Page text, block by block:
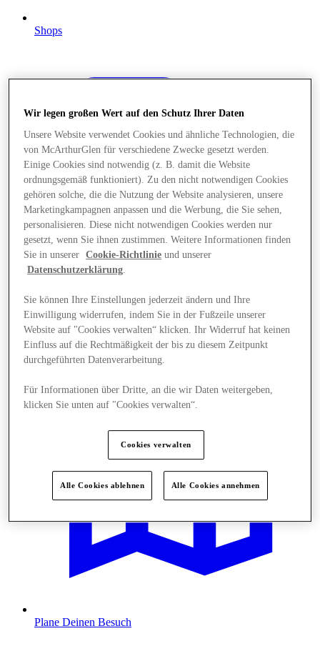
Shops
Angebote
Plane Deinen Besuch
Wir legen großen Wert auf den Schutz Ihrer Daten
Unsere Website verwendet Cookies und ähnliche Technologien, die
von McArthurGlen für verschiedene Zwecke gesetzt werden.
Einige Cookies sind notwendig (z. B. damit die Website
ordnungsgemäß funktioniert). Zu den nicht notwendigen Cookies
gehören solche, die die Nutzung der Website analysieren, unsere
Marketingkampagnen anpassen und die Werbung, die Sie sehen,
personalisieren. Diese nicht notwendigen Cookies werden nur
gesetzt, wenn Sie ihnen zustimmen. Weitere Informationen finden
Sie in unserer
Cookie-Richtlinie und unserer
Datenschutzerklärung.
Sie können Ihre Einstellungen jederzeit ändern und Ihre
Einwilligung widerrufen, indem Sie in der Fußzeile unserer
Website auf "Cookies verwalten“ klicken. Ihr Widerruf hat keinen
Einfluss auf die Rechtmäßigkeit der bis zu diesem Zeitpunkt
durchgeführten Datenverarbeitung.
Für Informationen über Dritte, an die wir Daten weitergeben,
klicken Sie unten auf "Cookies verwalten“.
Cookies verwalten
Alle Cookies ablehnen Alle Cookies annehmen